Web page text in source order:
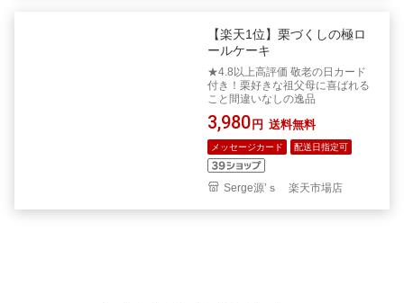
【楽天1位】栗づくしの極ロ
ールケーキ
★4.8以上高評価 敬老の日カード
付き！栗好きな祖父母に喜ばれる
こと間違いなしの逸品
3,980 円 送料無料
メッセージカード 配送日指定可
Serge源’ｓ 楽天市場店